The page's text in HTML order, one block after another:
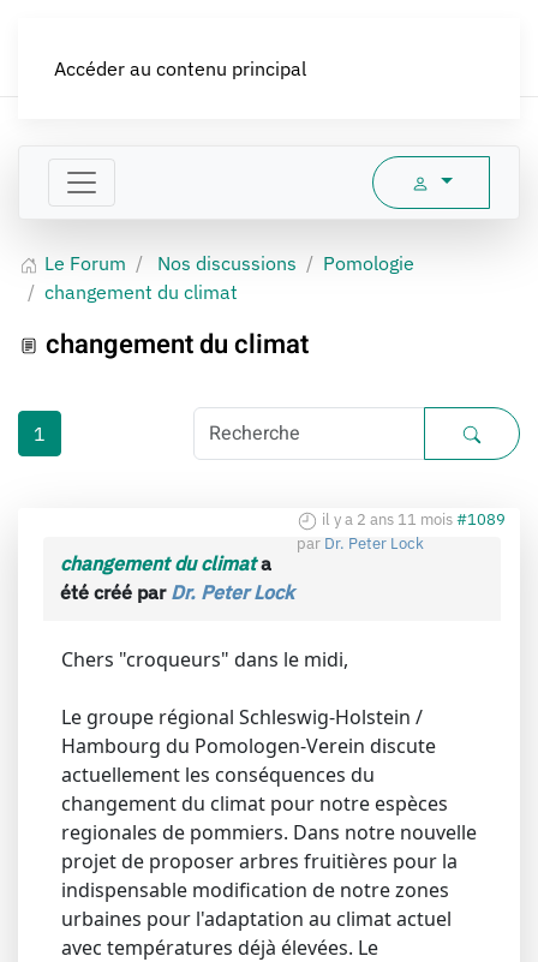
Accéder au contenu principal
Le Forum Nos discussions
Pomologie
changement du climat
changement du climat
1
il y a 2 ans 11 mois#1089
par Dr. Peter Lock
changement du climata
été créé par Dr. Peter Lock
Chers "croqueurs" dans le midi,
Le groupe régional Schleswig-Holstein /
Hambourg du Pomologen-Verein discute
actuellement les conséquences du
changement du climat pour notre espèces
regionales de pommiers. Dans notre nouvelle
projet de proposer arbres fruitières pour la
indispensable modification de notre zones
urbaines pour l'adaptation au climat actuel
avec températures déjà élevées. Le